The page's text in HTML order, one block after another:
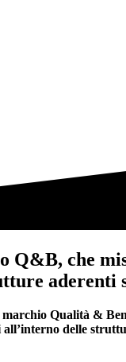
Q&B, che
aderenti
Qualità &
delle